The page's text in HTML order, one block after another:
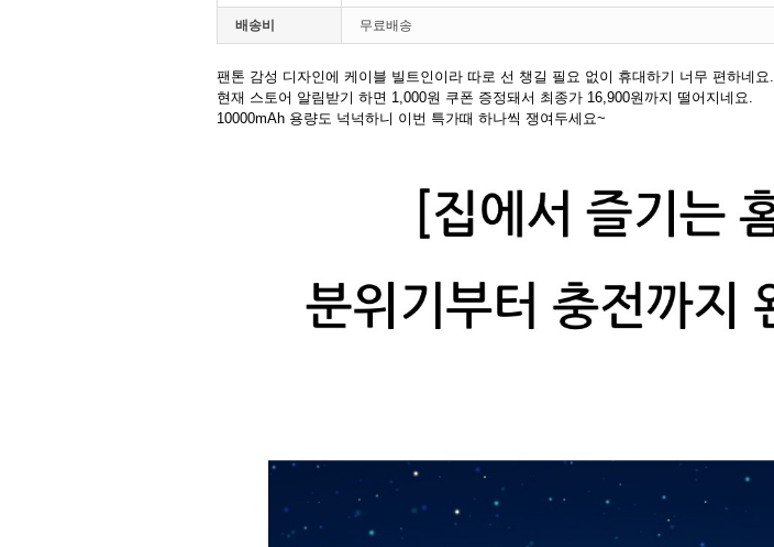
배송비 무료배송
팬톤 감성 디자인에 케이블 빌트인이라 따로 선 챙길 필요 없이 휴대하기 너무 편하네요.
현재 스토어 알림받기 하면 1,000원 쿠폰 증정돼서 최종가 16,900원까지 떨어지네요.
10000mAh 용량도 넉넉하니 이번 특가때 하나씩 쟁여두세요~